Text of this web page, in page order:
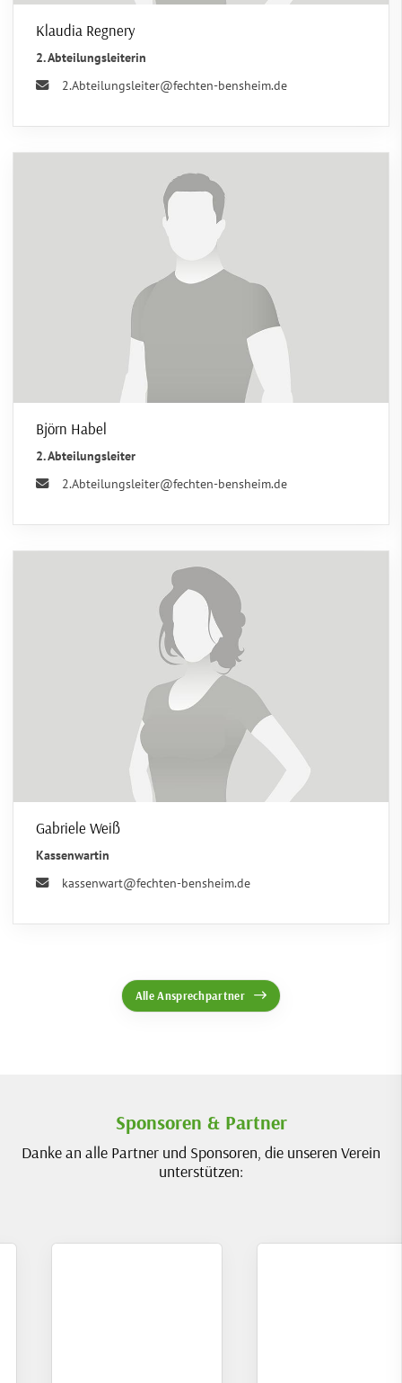
Klaudia Regnery
2. Abteilungsleiterin
2.Abteilungsleiter@fechten-bensheim.de
Björn Habel
2. Abteilungsleiter
2.Abteilungsleiter@fechten-bensheim.de
Gabriele Weiß
Kassenwartin
kassenwart@fechten-bensheim.de
Alle Ansprechpartner
Sponsoren & Partner
Danke an alle Partner und Sponsoren, die unseren Verein
unterstützen: